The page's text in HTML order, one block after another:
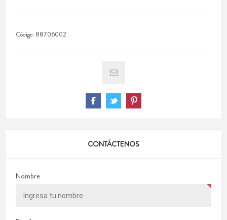
Código: 88706002
CONTÁCTENOS
Nombre